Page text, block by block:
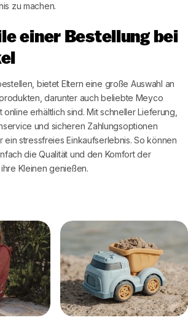
zu machen.
einer Bestellung bei
bietet Eltern eine große Auswahl an
darunter auch beliebte Meyco
erhältlich sind. Mit schneller Lieferung,
und sicheren Zahlungsoptionen
ein stressfreies Einkaufserlebnis. So können
die Qualität und den Komfort der
Kleinen genießen.